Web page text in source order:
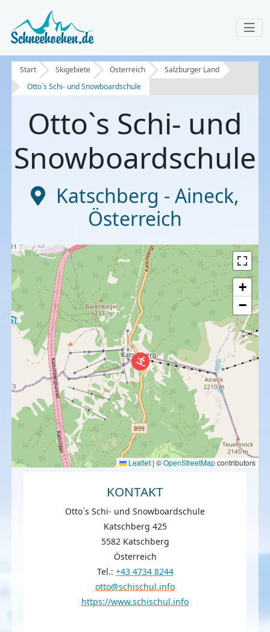
Start Skigebiete Österreich
Salzburger Land
Otto`s Schi- und Snowboardschule
Otto`s Schi- und
Snowboardschule
Katschberg - Aineck,
Österreich
+
−
Leaflet | ©OpenStreetMapcontributors
KONTAKT
Otto`s Schi- und Snowboardschule
Katschberg 425
5582 Katschberg
Österreich
Tel.: +43 4734 8244
otto@schischul.info
https://www.schischul.info